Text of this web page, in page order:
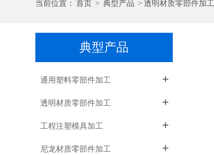
当前位置： 首页 > 典型产品 > 透明材质零部件加工
典型产品
通用塑料零部件加工 +
透明材质零部件加工 +
工程注塑模具加工 +
尼龙材质零部件加工 +